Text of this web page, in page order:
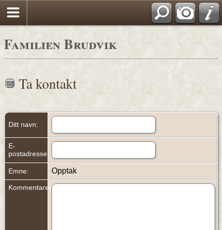
Familien Brudvik
Ta kontakt
Ditt navn:
E-
postadresse:
Emne: Opptak
Kommentarer: